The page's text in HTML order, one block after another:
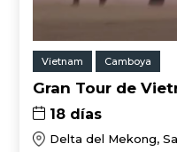
Vietnam Camboya
Gran Tour de
18 días
Delta del Mekong,